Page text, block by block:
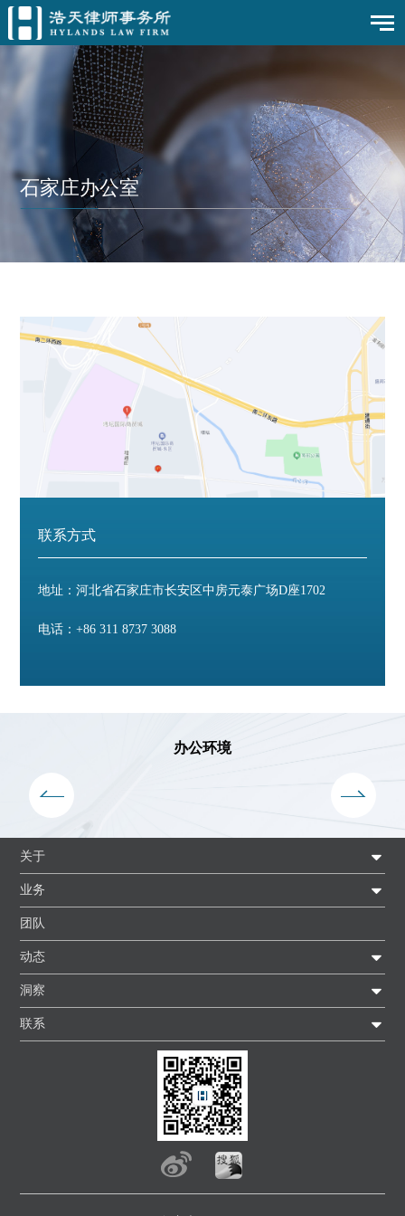
石家庄办公室
联系方式
地址：河北省石家庄市长安区中房元泰广场D座1702
电话：+86 311 8737 3088
办公环境
关于
业务
团队
动态
洞察
联系